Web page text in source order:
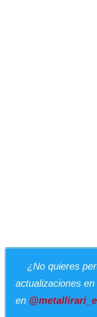
¿No quieres
actualizaciones
en